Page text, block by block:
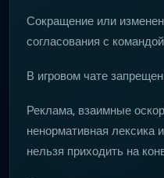
Сокращение или
согласования с
В игровом чате
Реклама, взаимные
ненормативная лексика
нельзя приходить на